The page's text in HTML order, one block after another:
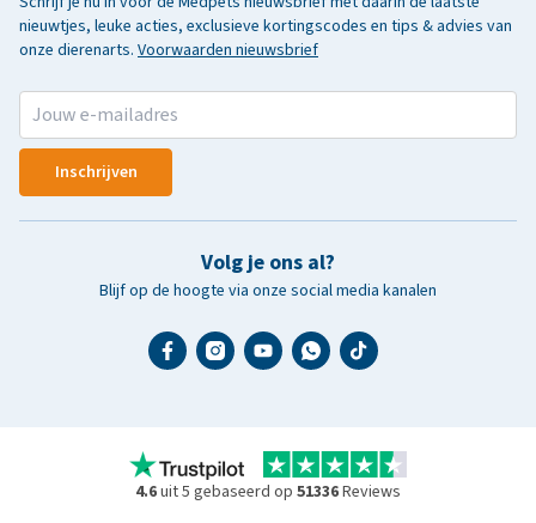
nieuwtjes, leuke acties, exclusieve kortingscodes en tips & advies van
onze dierenarts. Voorwaarden nieuwsbrief
Inschrijven
Volg je ons al?
Blijf op de hoogte via onze social media kanalen
4.6uit 5 gebaseerd op 51336Reviews